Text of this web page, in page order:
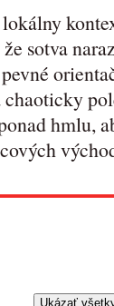
sotva
hmlu,